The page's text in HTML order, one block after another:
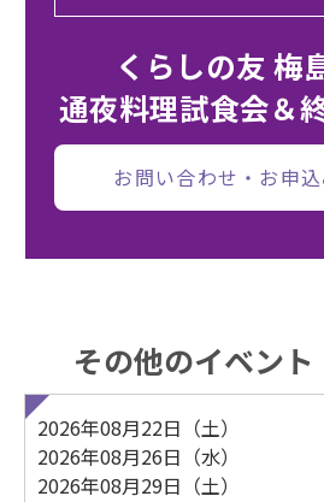
くらしの友 梅
通夜料理試食会＆
お問い合わせ・お申
その他のイベン
2026年08月22日（土）
2026年08月26日（水）
2026年08月29日（土）